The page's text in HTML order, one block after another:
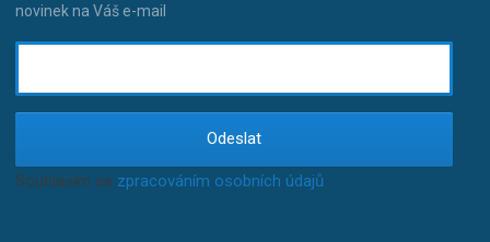
novinek na Váš e-mail
Odeslat
Souhlasím se zpracováním osobních údajů